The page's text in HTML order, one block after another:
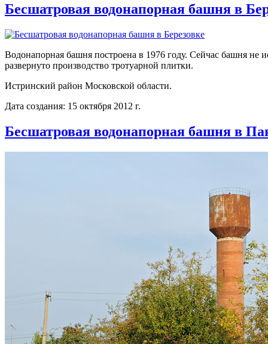
Бесшатровая водонапорная башня в
Водонапорная башня построена в 1976 году. Сейчас башня не
развернуто производство тротуарной плитки.
Истринский район Московской области.
Дата создания: 15 октября 2012 г.
Бесшатровая водонапорная башня в